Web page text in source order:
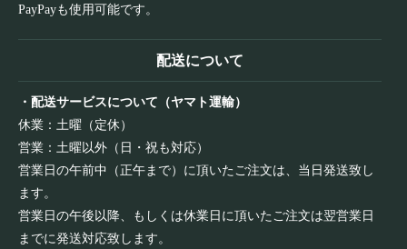
PayPayも使用可能です。
配送について
・配送サービスについて（ヤマト運輸）
休業：土曜（定休）
営業：土曜以外（日・祝も対応）
営業日の午前中（正午まで）に頂いたご注文は、当日発送致し
ます。
営業日の午後以降、もしくは休業日に頂いたご注文は翌営業日
までに発送対応致します。